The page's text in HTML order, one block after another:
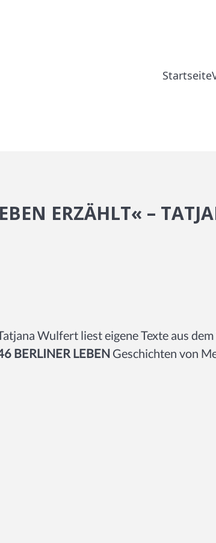
Startseite
ERZÄHLT« –
Wulfert liest eigene Texte aus
BERLINER LEBENGeschichten von